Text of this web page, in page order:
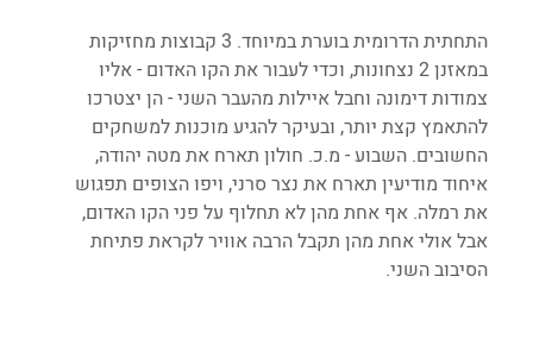
התחתית הדרומית בוערת במיוחד. 3 קבוצות מחזיקות
במאזנן 2 נצחונות, וכדי לעבור את הקו האדום - אליו
צמודות דימונה וחבל איילות מהעבר השני - הן יצטרכו
להתאמץ קצת יותר, ובעיקר להגיע מוכנות למשחקים
החשובים. השבוע - מ.כ. חולון תארח את מטה יהודה,
איחוד מודיעין תארח את נצר סרני, ויפו הצופים תפגוש
את רמלה. אף אחת מהן לא תחלוף על פני הקו האדום,
אבל אולי אחת מהן תקבל הרבה אוויר לקראת פתיחת
הסיבוב השני.